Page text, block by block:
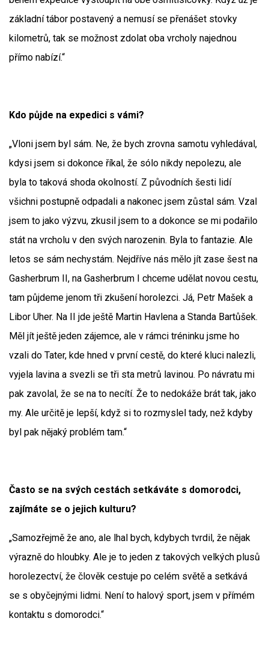
základní tábor postavený a nemusí se přenášet stovky
kilometrů, tak se možnost zdolat oba vrcholy najednou
přímo nabízí.“
Kdo půjde na expedici s vámi?
„Vloni jsem byl sám. Ne, že bych zrovna samotu vyhledával,
kdysi jsem si dokonce říkal, že sólo nikdy nepolezu, ale
byla to taková shoda okolností. Z původních šesti lidí
všichni postupně odpadali a nakonec jsem zůstal sám. Vzal
jsem to jako výzvu, zkusil jsem to a dokonce se mi podařilo
stát na vrcholu v den svých narozenin. Byla to fantazie. Ale
letos se sám nechystám. Nejdříve nás mělo jít zase šest na
Gasherbrum II, na Gasherbrum I chceme udělat novou cestu,
tam půjdeme jenom tři zkušení horolezci. Já, Petr Mašek a
Libor Uher. Na II jde ještě Martin Havlena a Standa Bartůšek.
Měl jít ještě jeden zájemce, ale v rámci tréninku jsme ho
vzali do Tater, kde hned v první cestě, do které kluci nalezli,
vyjela lavina a svezli se tři sta metrů lavinou. Po návratu mi
pak zavolal, že se na to necítí. Že to nedokáže brát tak, jako
my. Ale určitě je lepší, když si to rozmyslel tady, než kdyby
byl pak nějaký problém tam.“
Často se na svých cestách setkáváte s domorodci,
zajímáte se o jejich kulturu?
„Samozřejmě že ano, ale lhal bych, kdybych tvrdil, že nějak
výrazně do hloubky. Ale je to jeden z takových velkých plusů
horolezectví, že člověk cestuje po celém světě a setkává
se s obyčejnými lidmi. Není to halový sport, jsem v přímém
kontaktu s domorodci.“